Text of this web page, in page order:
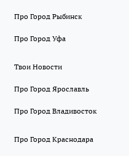
Про Город Рыбинск
Про Город Уфа
Твои Новости
Про Город Ярославль
Про Город Владивосток
Про Город Краснодара